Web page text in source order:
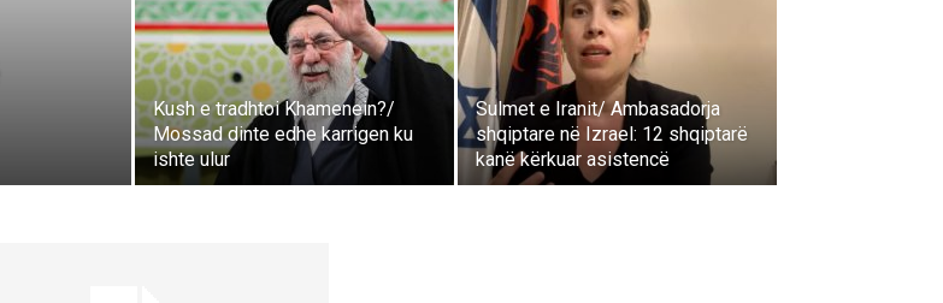
Kush e tradhtoi Khamenein?/
Mossad dinte edhe karrigen ku
ishte ulur
Sulmet e Iranit/ Ambasadorja
shqiptare në Izrael: 12 shqiptarë
kanë kërkuar asistencë